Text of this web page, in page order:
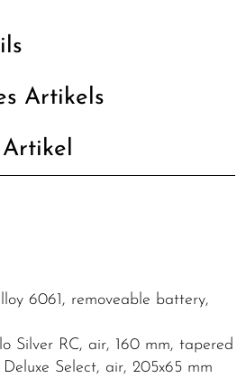
Artikels
6061, removeable battery,
Silver RC, air, 160 mm, tapered
Deluxe Select, air, 205x65 mm